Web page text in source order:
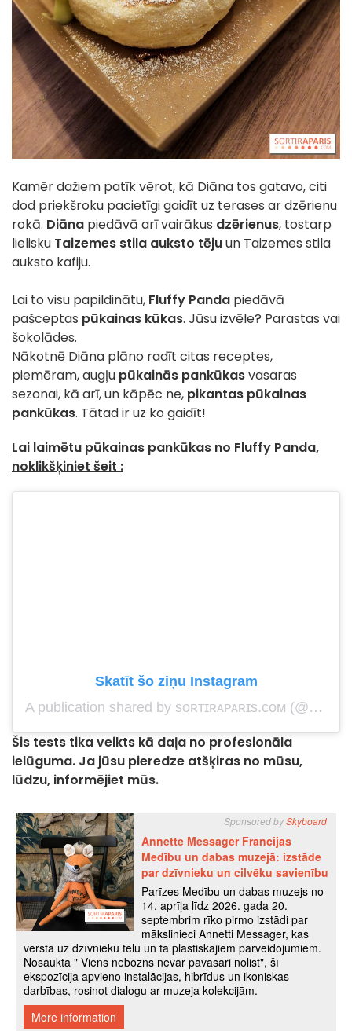
Kamēr dažiem patīk vērot, kā Diāna tos gatavo, citi
dod priekšroku pacietīgi gaidīt uz terases ar dzērienu
rokā. Diāna piedāvā arī vairākus dzērienus, tostarp
lielisku Taizemes stila auksto tējuun Taizemes stila
auksto kafiju.
Lai to visu papildinātu, Fluffy Panda piedāvā
pašceptas pūkainas kūkas. Jūsu izvēle? Parastas vai
šokolādes.
Nākotnē Diāna plāno radīt citas receptes,
piemēram, augļu pūkainās pankūkasvasaras
sezonai, kā arī, un kāpēc ne, pikantas pūkainas
pankūkas. Tātad ir uz ko gaidīt!
Lai laimētu pūkainas pankūkas no Fluffy Panda,
noklikšķiniet šeit :
Skatīt šo ziņu Instagram
A publication shared by sᴏʀᴛɪʀᴀᴘᴀʀɪs.ᴄᴏᴍ (@sortiraparis.officiel)
Šis tests tika veikts kā daļa no profesionāla
ielūguma. Ja jūsu pieredze atšķiras no mūsu,
lūdzu, informējiet mūs.